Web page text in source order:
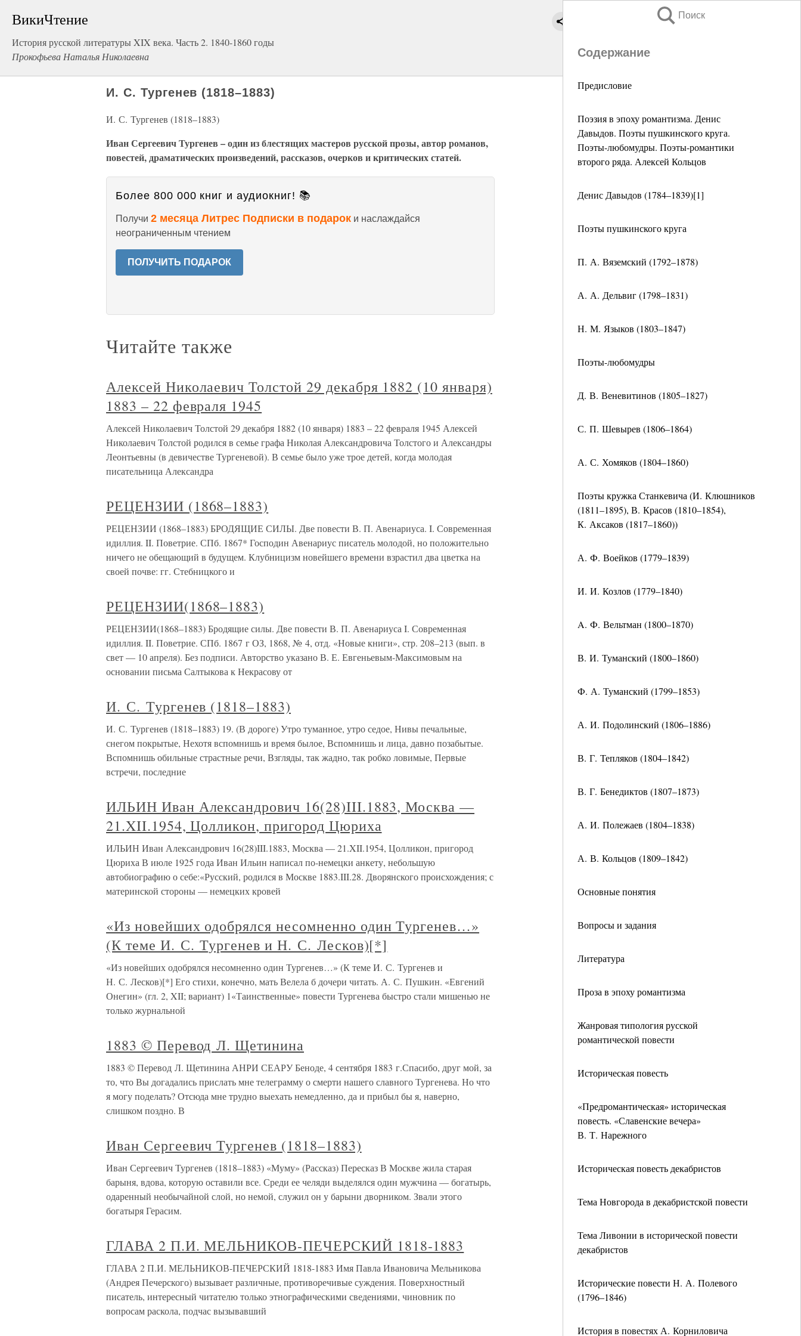
ВикиЧтение
История русской литературы XIX века. Часть 2. 1840-1860 годы
Прокофьева Наталья Николаевна
Поиск
Содержание
Предисловие
Поэзия в эпоху романтизма. Денис
Давыдов. Поэты пушкинского круга.
Поэты-любомудры. Поэты-романтики
второго ряда. Алексей Кольцов
Денис Давыдов (1784–1839)[1]
Поэты пушкинского круга
П. А. Вяземский (1792–1878)
А. А. Дельвиг (1798–1831)
Н. М. Языков (1803–1847)
Поэты-любомудры
Д. В. Веневитинов (1805–1827)
С. П. Шевырев (1806–1864)
А. С. Хомяков (1804–1860)
Поэты кружка Станкевича (И. Клюшников
(1811–1895), В. Красов (1810–1854),
К. Аксаков (1817–1860))
А. Ф. Воейков (1779–1839)
И. И. Козлов (1779–1840)
A. Ф. Вельтман (1800–1870)
В. И. Туманский (1800–1860)
Ф. А. Туманский (1799–1853)
А. И. Подолинский (1806–1886)
В. Г. Тепляков (1804–1842)
В. Г. Бенедиктов (1807–1873)
А. И. Полежаев (1804–1838)
А. В. Кольцов (1809–1842)
Основные понятия
Вопросы и задания
Литература
Проза в эпоху романтизма
Жанровая типология русской
романтической повести
Историческая повесть
«Предромантическая» историческая
повесть. «Славенские вечера»
В. Т. Нарежного
Историческая повесть декабристов
Тема Новгорода в декабристской повести
Тема Ливонии в исторической повести
декабристов
Исторические повести Н. А. Полевого
(1796–1846)
История в повестях А. Корниловича
И. С. Тургенев (1818–1883)
И. С. Тургенев (1818–1883)
Иван Сергеевич Тургенев – один из блестящих мастеров русской прозы, автор романов,
повестей, драматических произведений, рассказов, очерков и критических статей.
Более 800 000 книг и аудиокниг! 📚
Получи 2 месяца Литрес Подписки в подарок и наслаждайся
неограниченным чтением
ПОЛУЧИТЬ ПОДАРОК
Читайте также
Алексей Николаевич Толстой 29 декабря 1882 (10 января)
1883 – 22 февраля 1945
Алексей Николаевич Толстой 29 декабря 1882 (10 января) 1883 – 22 февраля 1945 Алексей
Николаевич Толстой родился в семье графа Николая Александровича Толстого и Александры
Леонтьевны (в девичестве Тургеневой). В семье было уже трое детей, когда молодая
писательница Александра
РЕЦЕНЗИИ (1868–1883)
РЕЦЕНЗИИ (1868–1883) БРОДЯЩИЕ СИЛЫ. Две повести В. П. Авенариуса. I. Современная
идиллия. II. Поветрие. СПб. 1867* Господин Авенариус писатель молодой, но положительно
ничего не обещающий в будущем. Клубницизм новейшего времени взрастил два цветка на
своей почве: гг. Стебницкого и
РЕЦЕНЗИИ(1868–1883)
РЕЦЕНЗИИ(1868–1883) Бродящие силы. Две повести В. П. Авенариуса I. Современная
идиллия. II. Поветрие. СПб. 1867 г ОЗ, 1868, № 4, отд. «Новые книги», стр. 208–213 (вып. в
свет — 10 апреля). Без подписи. Авторство указано В. Е. Евгеньевым-Максимовым на
основании письма Салтыкова к Некрасову от
И. С. Тургенев (1818–1883)
И. С. Тургенев (1818–1883) 19. (В дороге) Утро туманное, утро седое, Нивы печальные,
снегом покрытые, Нехотя вспомнишь и время былое, Вспомнишь и лица, давно позабытые.
Вспомнишь обильные страстные речи, Взгляды, так жадно, так робко ловимые, Первые
встречи, последние
ИЛЬИН Иван Александрович 16(28)III.1883, Москва —
21.XII.1954, Цолликон, пригород Цюриха
ИЛЬИН Иван Александрович 16(28)III.1883, Москва — 21.XII.1954, Цолликон, пригород
Цюриха В июле 1925 года Иван Ильин написал по-немецки анкету, небольшую
автобиографию о себе:«Русский, родился в Москве 1883.III.28. Дворянского происхождения; с
материнской стороны — немецких кровей
«Из новейших одобрялся несомненно один Тургенев…»
(К теме И. С. Тургенев и Н. С. Лесков)[*]
«Из новейших одобрялся несомненно один Тургенев…» (К теме И. С. Тургенев и
Н. С. Лесков)[*] Его стихи, конечно, мать Велела б дочери читать. А. С. Пушкин. «Евгений
Онегин» (гл. 2, XII; вариант) 1«Таинственные» повести Тургенева быстро стали мишенью не
только журнальной
1883 © Перевод Л. Щетинина
1883 © Перевод Л. Щетинина АНРИ СЕАРУ Беноде, 4 сентября 1883 г.Спасибо, друг мой, за
то, что Вы догадались прислать мне телеграмму о смерти нашего славного Тургенева. Но что
я могу поделать? Отсюда мне трудно выехать немедленно, да и прибыл бы я, наверно,
слишком поздно. В
Иван Сергеевич Тургенев (1818–1883)
Иван Сергеевич Тургенев (1818–1883) «Муму» (Рассказ) Пересказ В Москве жила старая
барыня, вдова, которую оставили все. Среди ее челяди выделялся один мужчина — богатырь,
одаренный необычайной слой, но немой, служил он у барыни дворником. Звали этого
богатыря Герасим.
ГЛАВА 2 П.И. МЕЛЬНИКОВ-ПЕЧЕРСКИЙ 1818-1883
ГЛАВА 2 П.И. МЕЛЬНИКОВ-ПЕЧЕРСКИЙ 1818-1883 Имя Павла Ивановича Мельникова
(Андрея Печерского) вызывает различные, противоречивые суждения. Поверхностный
писатель, интересный читателю только этнографическими сведениями, чиновник по
вопросам раскола, подчас вызывавший